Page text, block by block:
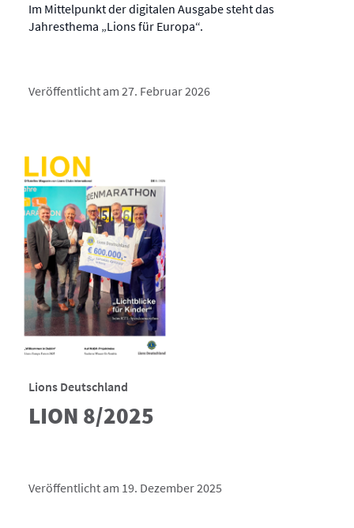
Im Mittelpunkt der digitalen Ausgabe steht das
Jahresthema „Lions für Europa“.
Veröffentlicht am 27. Februar 2026
Lions Deutschland
LION 8/2025
Veröffentlicht am 19. Dezember 2025